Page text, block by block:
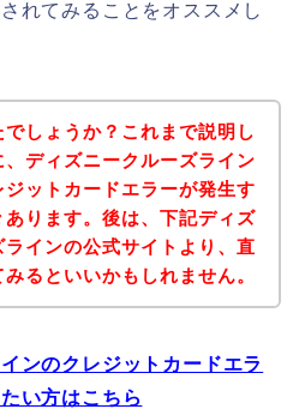
れてみることをオススメし
でしょうか？これまで説明し
ディズニークルーズライン
ットカードエラーが発生す
あります。後は、下記ディズ
ラインの公式サイトより、直
るといいかもしれません。
ンのクレジットカードエラ
い方はこちら